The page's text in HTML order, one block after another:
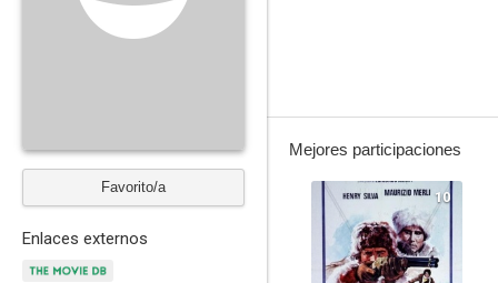
Favorito/a
Enlaces externos
Mejores participaciones
10